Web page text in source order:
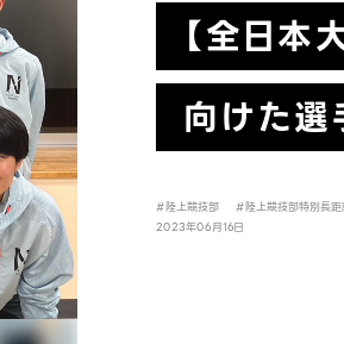
【全日
向けた
#陸上競技部
#陸上競技部特別長距
2023年06月16日